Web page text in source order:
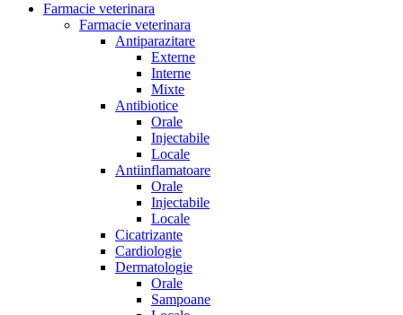
Farmacie veterinara
Farmacie veterinara
Antiparazitare
Externe
Interne
Mixte
Antibiotice
Orale
Injectabile
Locale
Antiinflamatoare
Orale
Injectabile
Locale
Cicatrizante
Cardiologie
Dermatologie
Orale
Sampoane